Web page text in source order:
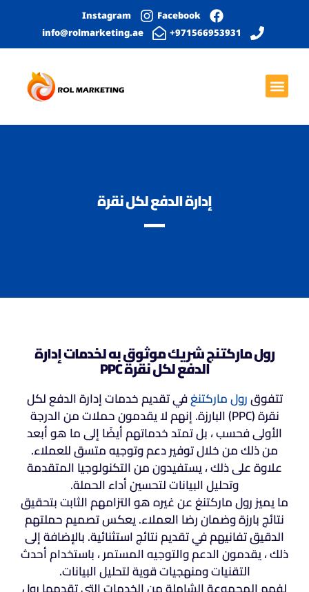
Facebook
Instagram
971566953931+
info@rolmarketing.ae
إدارة الدفع لكل نقرة
رول ماركتنج شريك موثوق به لخدمات إدارة
الدفع لكل نقرة PPC
تتفوقرول ماركتنغفي تقديم خدمات إدارة الدفع لكل
نقرة (PPC) البارزة. إنهم لا يقدمون حملات من الدرجة
الأولى فحسب ، بل تمتد خدماتهم أيضًا إلى ما هو أبعد
من ذلك من خلال توفير دعم وتوجيه متسق للعملاء.
علاوة على ذلك ، يستفيدون من التكنولوجيا المتقدمة
وتحليل البيانات لتحسين أداء الحملة.
ما يميز رول ماركتنغ عن غيره هو التزامهم الثابت بتحقيق
نتائج بارزة وضمان رضا العملاء. يعكس تصميم حملتهم
الدقيق تفانيهم في تقديم نتائج استثنائية. بالإضافة إلى
ذلك ، يقدمون الدعم والتوجيه المستمر ، باستخدام أحدث
التقنيات ومنهجيات قوية لتحليل البيانات.